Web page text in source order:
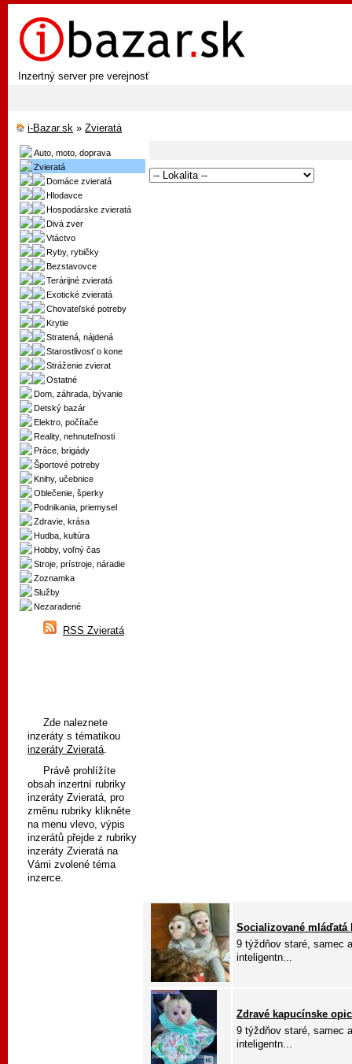
Inzertný server pre verejnosť
i-Bazar.sk » Zvieratá
Auto, moto, doprava
Zvieratá
Domáce zvieratá
Hlodavce
Hospodárske zvieratá
Divá zver
Vtáctvo
Ryby, rybičky
Bezstavovce
Terárijné zvieratá
Exotické zvieratá
Chovateľské potreby
Krytie
Stratená, nájdená
Starostlivosť o kone
Stráženie zvierat
Ostatné
Dom, záhrada, bývanie
Detský bazár
Elektro, počítače
Reality, nehnuteľnosti
Práce, brigády
Športové potreby
Knihy, učebnice
Oblečenie, šperky
Podnikania, priemysel
Zdravie, krása
Hudba, kultúra
Hobby, voľný čas
Stroje, prístroje, náradie
Zoznamka
Služby
Nezaradené
RSS Zvieratá
Zde naleznete
inzeráty s tématikou
inzeráty Zvieratá.
Právě prohlížíte
obsah inzertní rubriky
inzeráty Zvieratá, pro
změnu rubriky klikněte
na menu vlevo, výpis
inzerátů přejde z rubriky
inzeráty Zvieratá na
Vámi zvolené téma
inzerce.
Socializované
9 týždňov staré, samec
inteligentn...
Zdravé kapucínske
9 týždňov staré, samec
inteligentn...